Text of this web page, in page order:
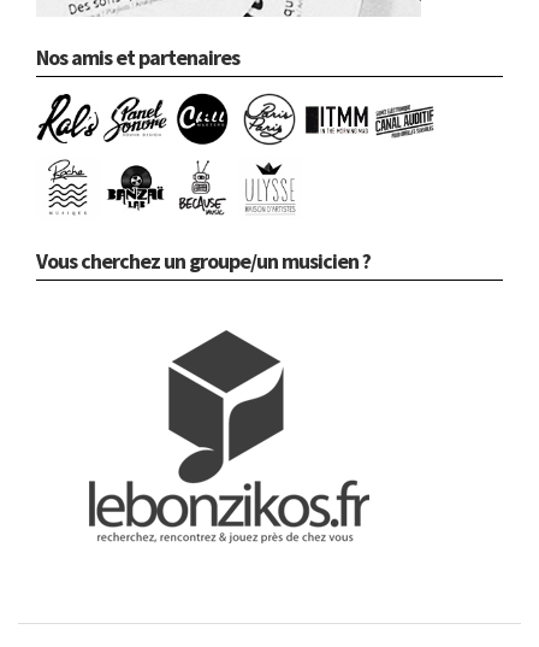
Nos amis et partenaires
Vous cherchez un groupe/un musicien ?